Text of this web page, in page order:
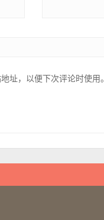
址，以便下次评论时使用。